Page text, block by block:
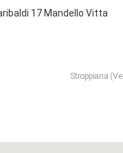
17 Mandello Vitta
Stroppiana